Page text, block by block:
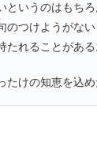
というのはもちろ
つけようがない
たれることがある
けの知恵を込め